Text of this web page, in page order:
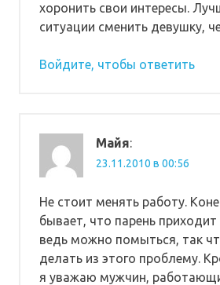
хоронить свои интересы.
ситуации сменить девушку,
Войдите, чтобы ответить
Майя:
23.11.2010 в 00:56
Не стоит менять работу.
бывает, что парень приходит
ведь можно помыться, так
делать из этого проблему.
я уважаю мужчин,